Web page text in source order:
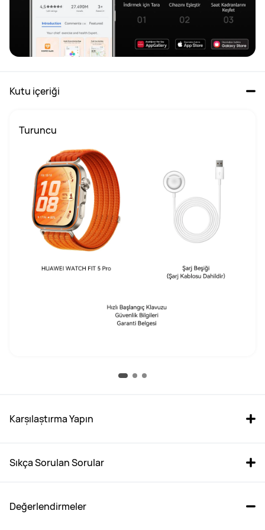
Kutu içeriği
Turuncu
Karşılaştırma Yapın
Sıkça Sorulan Sorular
Değerlendirmeler